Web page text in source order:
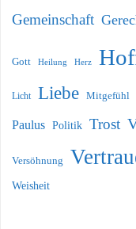
Gemeinschaft
Gott Heilung Herz
Licht Liebe Mitgefühl
Paulus Politik Trost
Versöhnung
Weisheit